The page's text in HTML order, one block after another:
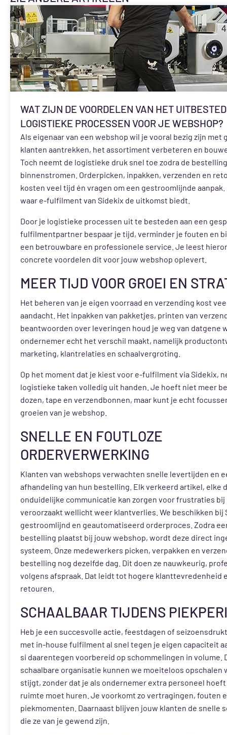
WAT ZIJN DE VOORDELEN VAN HET
LOGISTIEKE PROCESSEN VOOR JE WEBSHOP?
Als eigenaar van een webshop wil je vooral bezig zijn met
klanten aantrekken, het assortiment verbeteren en
Toch neemt de logistieke druk snel toe zodra de
binnenstromen. Orderpicken, inpakken, verzenden en
kosten veel tijd én vragen om een gestroomlijnde aanpak.
waar e-fulfilment van Sidekix de uitkomst biedt.
Door je logistieke processen uit te besteden aan een
fulfilmentpartner bespaar je tijd, verminder je fouten en
een betrouwbare en professionele service. Je leest
concrete voordelen dit voor jouw webshop oplevert.
MEER TIJD VOOR GROEI EN
Het beheren van je eigen voorraad en verzending kost
aandacht. Het inpakken van pakketjes, printen van
beantwoorden over leveringen houd je weg van datgene
ondernemer echt het verschil maakt, namelijk
marketing, klantrelaties en schaalvergroting.
Op het moment dat je kiest voor e-fulfilment via Sidekix,
logistieke taken volledig uit handen. Je hoeft niet meer
dozen, tape en verzendbonnen, maar kunt je echt
groeien van je webshop.
SNELLE EN FOUTLOZE
ORDERVERWERKING
Klanten van webshops verwachten snelle levertijden en
afhandeling van hun bestelling. Elk verkeerd artikel, elke
onduidelijke communicatie kan zorgen voor frustraties bij
veroorzaakt wellicht weer klantverlies. We beschikken bij
gestroomlijnd en geautomatiseerd orderproces. Zodra
bestelling plaatst bij jouw webshop, wordt deze direct
systeem. Onze medewerkers picken, verpakken en
bestelling nog dezelfde dag. Dit doen ze nauwkeurig,
volgens afspraak. Dat leidt tot hogere klanttevredenheid
retouren.
SCHAALBAAR TIJDENS
Heb je een succesvolle actie, feestdagen of
met in-house fulfilment al snel tegen je eigen capaciteit
si daarentegen voorbereid op schommelingen in volume.
schaalbare organisatie kunnen we moeiteloos opschalen
stijgt, zonder dat je als ondernemer extra personeel
ruimte moet huren. Je voorkomt zo vertragingen, fouten
piekmomenten. Daarnaast blijven jouw klanten de snelle
die ze van je gewend zijn.